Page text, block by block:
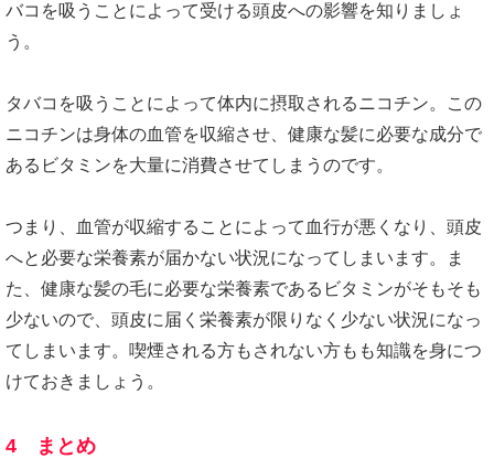
バコを吸うことによって受ける頭皮への影響を知りましょ
う。
タバコを吸うことによって体内に摂取されるニコチン。この
ニコチンは身体の血管を収縮させ、健康な髪に必要な成分で
あるビタミンを大量に消費させてしまうのです。
つまり、血管が収縮することによって血行が悪くなり、頭皮
へと必要な栄養素が届かない状況になってしまいます。ま
た、健康な髪の毛に必要な栄養素であるビタミンがそもそも
少ないので、頭皮に届く栄養素が限りなく少ない状況になっ
てしまいます。喫煙される方もされない方もも知識を身につ
けておきましょう。
4 まとめ